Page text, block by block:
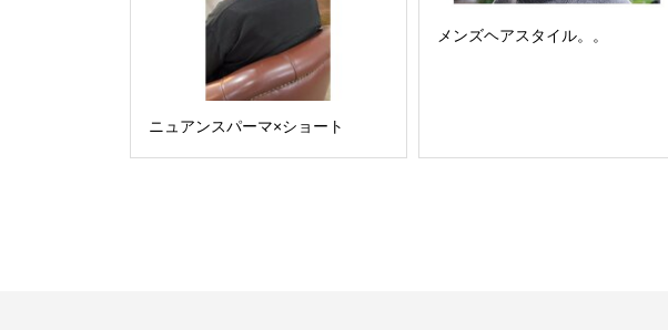
ニュアンスパーマ×ショート
メンズヘアスタイル。。